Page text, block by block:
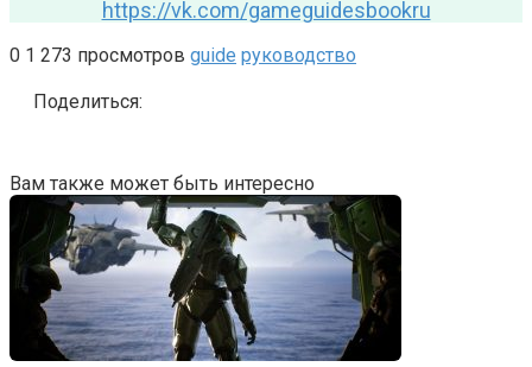
https://vk.com/gameguidesbookru
0 1 273 просмотров guide руководство
Поделиться:
Вам также может быть интересно